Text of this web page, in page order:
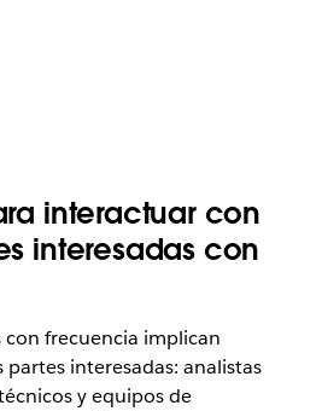
interactuar con
interesadas con
con frecuencia implican
interesadas: analistas
y equipos de